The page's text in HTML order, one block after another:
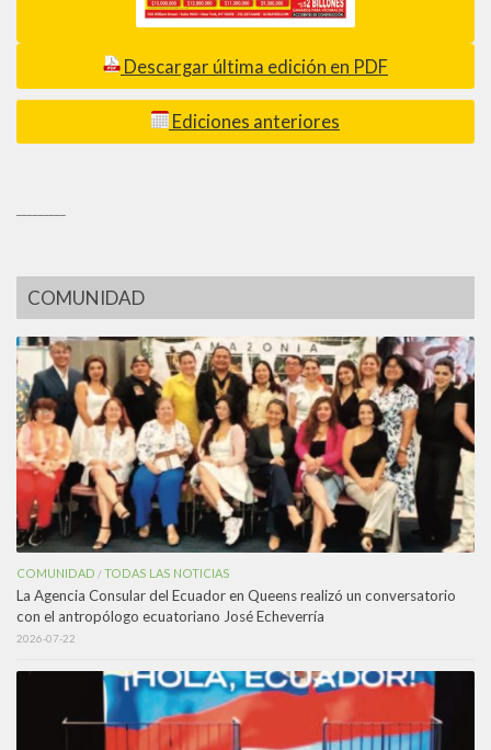
Descargar última edición en PDF
Ediciones anteriores
COMUNIDAD
COMUNIDAD /TODAS LAS NOTICIAS
La Agencia Consular del Ecuador en Queens realizó un conversatorio
con el antropólogo ecuatoriano José Echeverría
2026-07-22